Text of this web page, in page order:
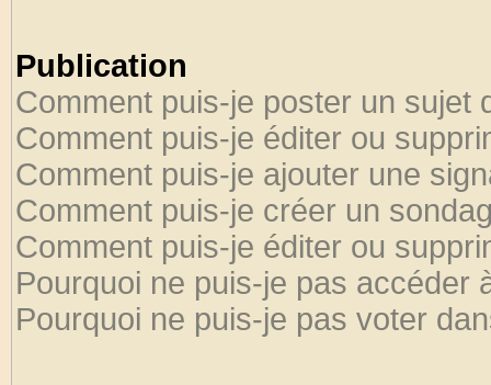
Publication
Comment puis-je poster un sujet
Comment puis-je éditer ou
Comment puis-je ajouter une
Comment puis-je créer un
Comment puis-je éditer ou
Pourquoi ne puis-je pas accéder
Pourquoi ne puis-je pas voter